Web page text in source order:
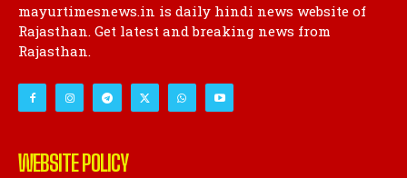
mayurtimesnews.in is daily hindi news website of
Rajasthan. Get latest and breaking news from
Rajasthan.
WEBSITE POLICY